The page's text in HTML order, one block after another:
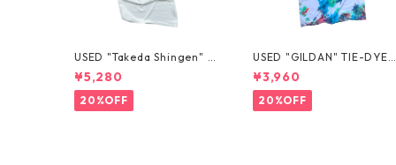
USED "Takeda Shingen" T
EE
¥5,280
20%OFF
USED "GILDAN" TIE-DYE
EE
¥3,960
20%OFF